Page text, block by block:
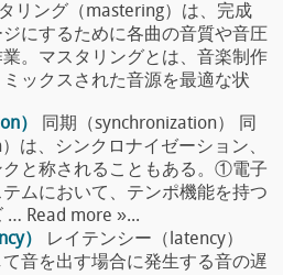
リング（mastering）は、完成
にするために各曲の音質や音圧
。マスタリングとは、音楽制作
ックスされた音源を最適な状
）
同期（synchronization） 同
は、シンクロナイゼーション、
クと称されることもある。①電子
ムにおいて、テンポ機能を持つ
… Read more »...
）
レイテンシー（latency）
音を出す場合に発生する音の遅